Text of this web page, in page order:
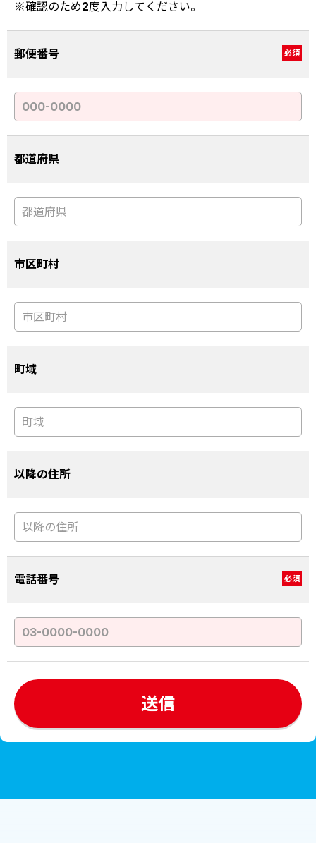
※確認のため2度入力してください。
郵便番号 必須
都道府県
市区町村
町域
以降の住所
電話番号 必須